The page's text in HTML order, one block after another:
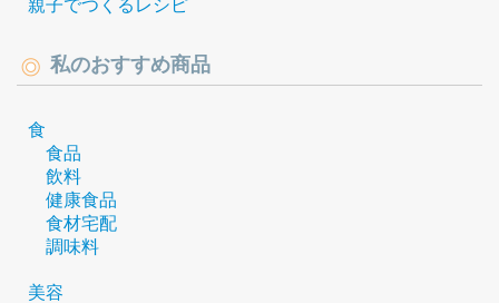
親子でつくるレシピ
私のおすすめ商品
食
食品
飲料
健康食品
食材宅配
調味料
美容